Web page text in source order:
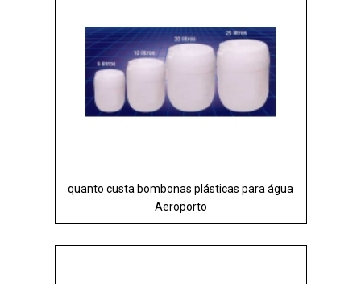
quanto custa bombonas plásticas para água
Aeroporto